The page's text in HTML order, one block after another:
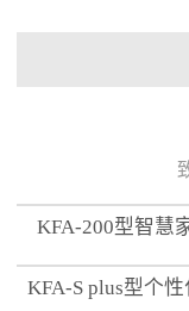
KFA-200型智慧
KFA-S plus型个